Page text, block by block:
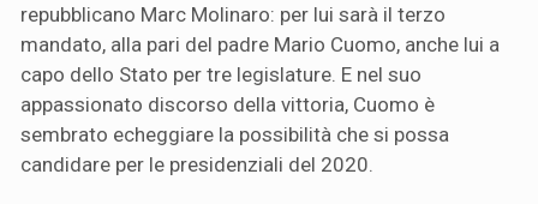
repubblicano Marc Molinaro: per lui sarà il terzo
mandato, alla pari del padre Mario Cuomo, anche lui a
capo dello Stato per tre legislature. E nel suo
appassionato discorso della vittoria, Cuomo è
sembrato echeggiare la possibilità che si possa
candidare per le presidenziali del 2020.